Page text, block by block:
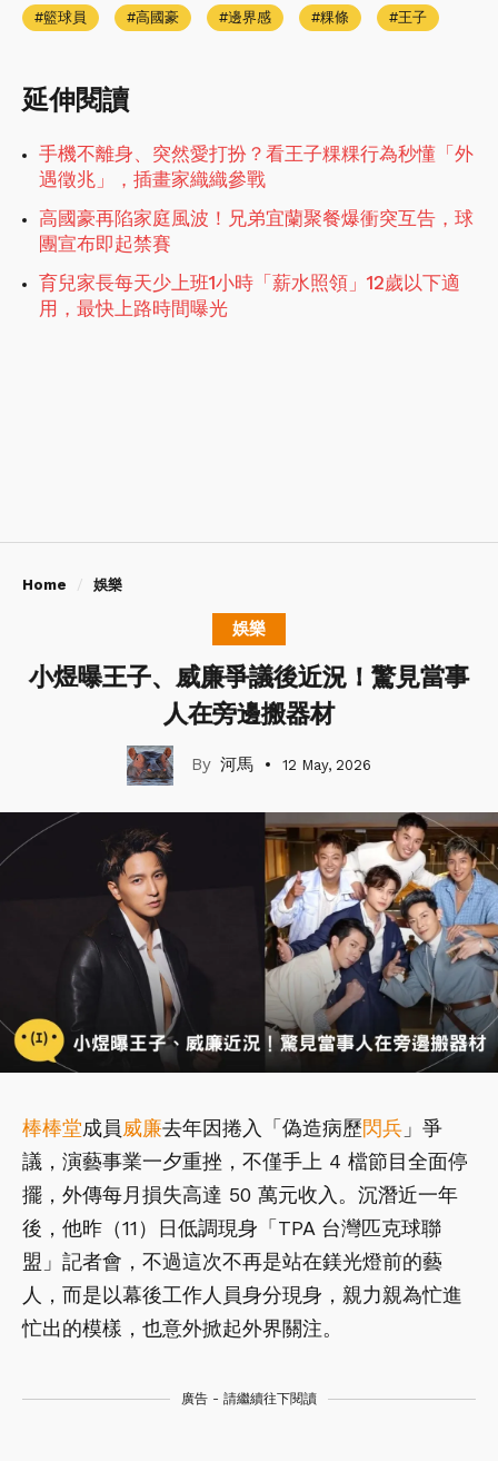
籃球員 高國豪 邊界感 粿條 王子
延伸閱讀
手機不離身、突然愛打扮？看王子粿粿行為秒懂「外
遇徵兆」，插畫家織織參戰
高國豪再陷家庭風波！兄弟宜蘭聚餐爆衝突互告，球
團宣布即起禁賽
育兒家長每天少上班1小時「薪水照領」12歲以下適
用，最快上路時間曝光
Home 娛樂
娛樂
小煜曝王子、威廉爭議後近況！驚見當事
人在旁邊搬器材
河馬 12 May, 2026
棒棒堂成員威廉去年因捲入「偽造病歷閃兵 」爭
議，演藝事業一夕重挫，不僅手上 4 檔節目全面停
擺，外傳每月損失高達 50 萬元收入。沉潛近一年
後，他昨（11）日低調現身「TPA 台灣匹克球聯
盟」記者會，不過這次不再是站在鎂光燈前的藝
人，而是以幕後工作人員身分現身，親力親為忙進
忙出的模樣，也意外掀起外界關注。
廣告 - 請繼續往下閱讀